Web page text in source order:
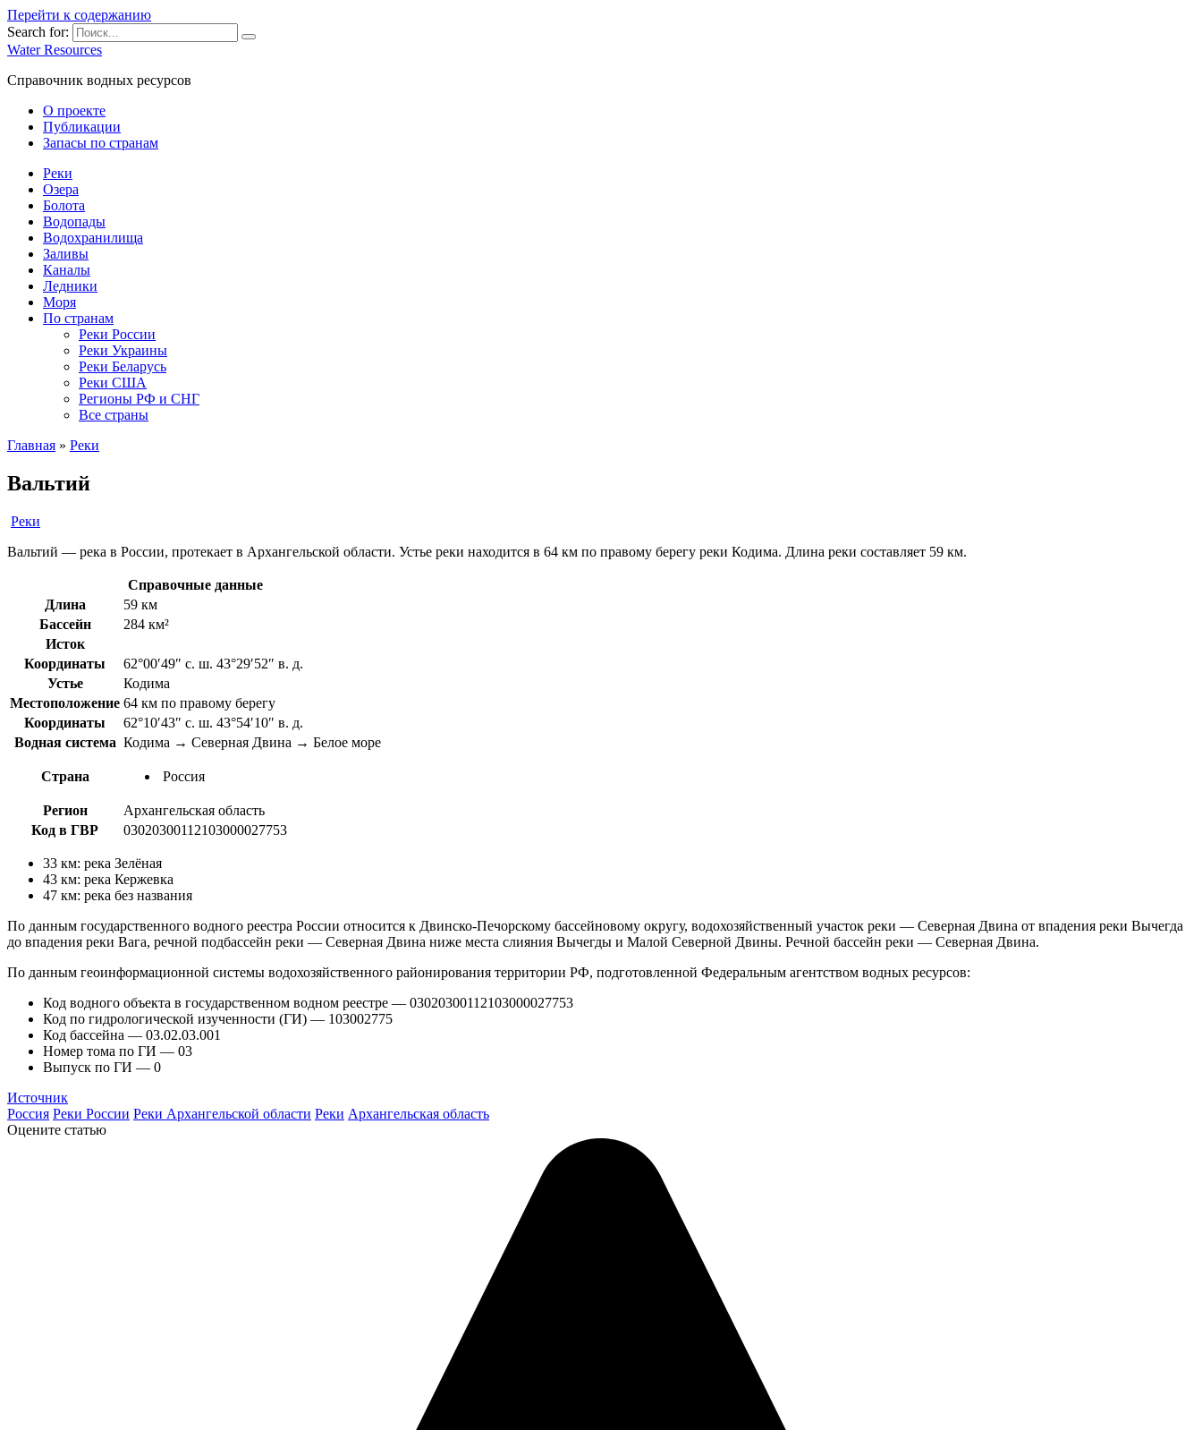
Перейти к содержанию
Search for:
Water Resources
Справочник водных ресурсов
О проекте
Публикации
Запасы по странам
Реки
Озера
Болота
Водопады
Водохранилища
Заливы
Каналы
Ледники
Моря
По странам
Реки России
Реки Украины
Реки Беларусь
Реки США
Регионы РФ и СНГ
Все страны
Главная » Реки
Вальтий
Реки
Вальтий — река в России, протекает в Архангельской области. Устье реки находится в 64 км по правому берегу реки Кодима. Длина реки составляет 59 км.
Справочные данные
Длина
59 км
Бассейн
284 км²
Исток
Координаты
62°00′49″ с. ш. 43°29′52″ в. д.
Устье
Кодима
Местоположение 64 км по правому берегу
Координаты
62°10′43″ с. ш. 43°54′10″ в. д.
Водная система Кодима → Северная Двина → Белое море
Страна Россия
Регион
Архангельская область
Код в ГВР
03020300112103000027753
33 км: река Зелёная
43 км: река Кержевка
47 км: река без названия
По данным государственного водного реестра России относится к Двинско-Печорскому бассейновому округу, водохозяйственный участок реки — Северная Двина от впадения реки Вычегда
до впадения реки Вага, речной подбассейн реки — Северная Двина ниже места слияния Вычегды и Малой Северной Двины. Речной бассейн реки — Северная Двина.
По данным геоинформационной системы водохозяйственного районирования территории РФ, подготовленной Федеральным агентством водных ресурсов:
Код водного объекта в государственном водном реестре — 03020300112103000027753
Код по гидрологической изученности (ГИ) — 103002775
Код бассейна — 03.02.03.001
Номер тома по ГИ — 03
Выпуск по ГИ — 0
Источник
Россия Реки России Реки Архангельской области Реки Архангельская область
Оцените статью